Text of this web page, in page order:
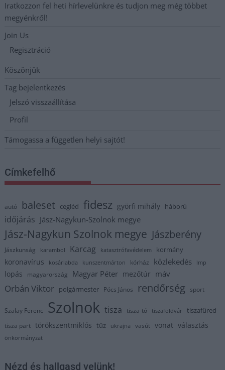
Iratkozzon fel heti hírlevelünkre és tudjon meg még többet
megyénkről!
Join Us
Regisztráció
Köszönjük
Tag bejelentkezés
Jelszó visszaállítása
Profil
Támogassa a független helyi sajtót!
Címkefelhő
autó baleset cegléd fidesz györfi mihály háború
időjárás Jász-Nagykun-Szolnok megye
Jász-Nagykun Szolnok megye Jászberény
Jászkunság karambol Karcag katasztrófavédelem kormány
koronavírus kosárlabda kunszentmárton kórház közlekedés lmp
lopás magyarország Magyar Péter mezőtúr máv
Orbán Viktor polgármester Pócs János rendőrség sport
Szalay Ferenc Szolnok tisza tisza-tó tiszaföldvár tiszafüred
tisza part törökszentmiklós tűz ukrajna vasút vonat választás
önkormányzat
Nézd és hallgasd velünk!